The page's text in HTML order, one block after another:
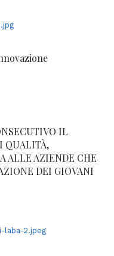
IL
QUALITÀ,
ALLE AZIENDE CHE
DEI GIOVANI